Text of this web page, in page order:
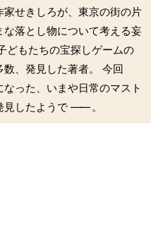
せきしろが、東京の街の片
落とし物について考える妄
どもたちの宝探しゲームの
、発見した著者。 今回
った、いまや日常のマスト
見したようで ―― 。